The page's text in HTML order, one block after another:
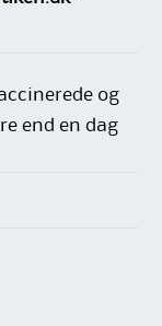
og
end en dag